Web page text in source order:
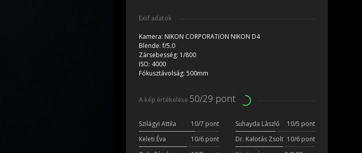
Exif adatok
Kamera: NIKON CORPORATION NIKON D4
Blende:f/5.0
Zársebesség: 1/800
ISO: 4000
Fókusztávolság: 500mm
A kép értékelése 50/29 pont
Szilágyi Attila 10/7 pont Suhayda László
10/5 pont
Keleti Éva
10/6 pont Dr. Kalotás Zsolt 10/6 pont